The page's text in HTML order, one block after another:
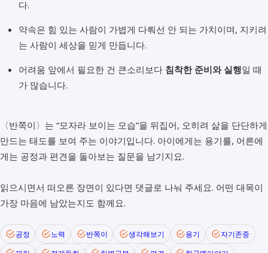
다.
약속은 힘 있는 사람이 가볍게 다뤄선 안 되는 가치이며, 지키려
는 사람이 세상을 믿게 만듭니다.
어려움 앞에서 필요한 건 큰소리보다 침착한 준비와 실행일 때
가 많습니다.
〈반쪽이〉는 “모자라 보이는 모습”을 뒤집어, 오히려 삶을 단단하게
만드는 태도를 보여 주는 이야기입니다. 아이에게는 용기를, 어른에
게는 공정과 편견을 돌아보는 질문을 남기지요.
읽으시면서 떠오른 장면이 있다면 댓글로 나눠 주세요. 어떤 대목이
가장 마음에 남았는지도 함께요.
공정 노력 반쪽이 생각해보기 용기
자기존중